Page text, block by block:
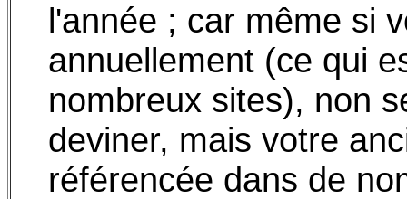
l'année ; car même si
annuellement (ce qui
nombreux sites), non
deviner, mais votre
référencée dans de